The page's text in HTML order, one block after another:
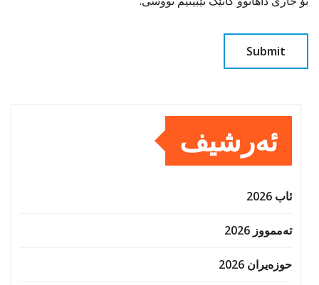
ئەرشیف
ئاب 2026
تەممووز 2026
حوزه‌یران 2026